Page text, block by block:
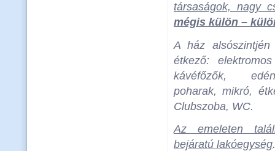
társaságok, nagy
mégis külön –
A ház
étkező:
kávéfőzők,
poharak, mikró,
Clubszoba, WC.
Az emeleten
bejáratú lakóegység.